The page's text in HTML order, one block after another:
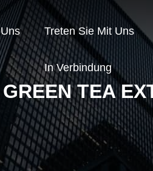
Treten Sie Mit Uns
In Verbindung
GREEN TEA